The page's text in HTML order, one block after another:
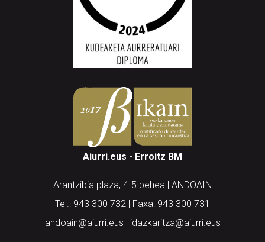
Aiurri.eus - Erroitz BM
Arantzibia plaza, 4-5 behea | ANDOAIN
Tel.: 943 300 732 | Faxa: 943 300 731
andoain@aiurri.eus | idazkaritza@aiurri.eus